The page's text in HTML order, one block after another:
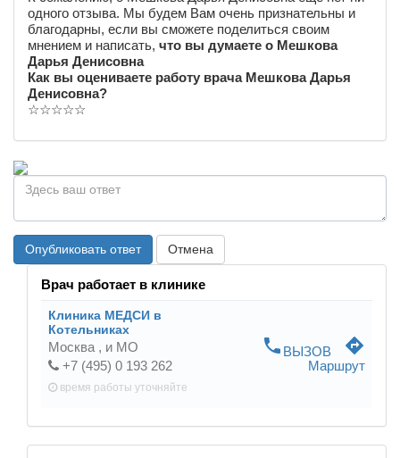
одного отзыва. Мы будем Вам очень признательны и
благодарны, если вы сможете поделиться своим
мнением и написать, что вы думаете о Мешкова
Дарья Денисовна
Как вы оцениваете работу врача Мешкова Дарья
Денисовна?
☆☆☆☆☆
Опубликовать ответ Отмена
Врач работает в клинике
Клиника МЕДСИ в
Котельниках
Москва , и МО
+7 (495) 0 193 262
время работы уточняйте
phone ВЫЗОВ directions
Маршрут